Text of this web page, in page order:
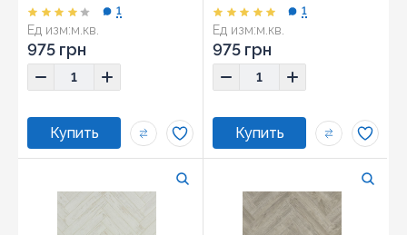
Ед изм:м.кв.
1
975 грн
Ед изм:м.кв.
1
975 грн